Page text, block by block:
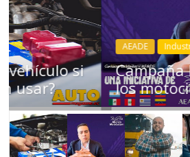
AEADE Industria Motociclismo
Campaña busca
los motociclistas en la